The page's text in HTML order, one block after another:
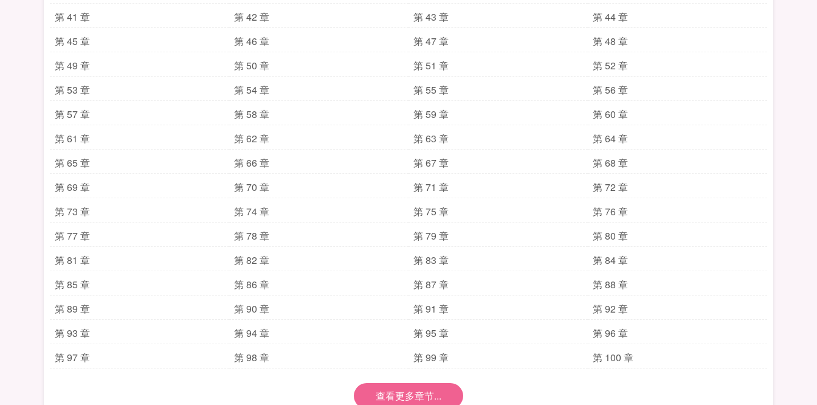
第 41 章
第 42 章 第 43 章
第 44 章
第 45 章
第 46 章 第 47 章
第 48 章
第 49 章
第 50 章 第 51 章
第 52 章
第 53 章
第 54 章 第 55 章
第 56 章
第 57 章
第 58 章 第 59 章
第 60 章
第 61 章
第 62 章 第 63 章
第 64 章
第 65 章
第 66 章 第 67 章
第 68 章
第 69 章
第 70 章 第 71 章
第 72 章
第 73 章
第 74 章 第 75 章
第 76 章
第 77 章
第 78 章 第 79 章
第 80 章
第 81 章
第 82 章 第 83 章
第 84 章
第 85 章
第 86 章 第 87 章
第 88 章
第 89 章
第 90 章 第 91 章
第 92 章
第 93 章
第 94 章 第 95 章
第 96 章
第 97 章
第 98 章 第 99 章 第 100 章
查看更多章节...